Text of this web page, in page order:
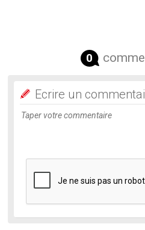
0
Ecrire un